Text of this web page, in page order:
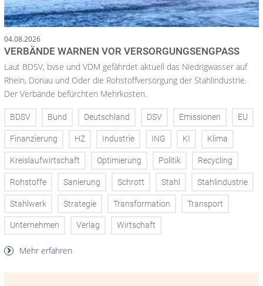
04.08.2026
VERBÄNDE WARNEN VOR VERSORGUNGSENGPASS
Laut BDSV, bvse und VDM gefährdet aktuell das Niedrigwasser auf
Rhein, Donau und Oder die Rohstoffversorgung der Stahlindustrie.
Der Verbände befürchten Mehrkosten.
BDSV Bund Deutschland DSV Emissionen EU
Finanzierung HZ Industrie ING KI Klima
Kreislaufwirtschaft Optimierung Politik Recycling
Rohstoffe Sanierung Schrott Stahl Stahlindustrie
Stahlwerk Strategie Transformation Transport
Unternehmen Verlag Wirtschaft
Mehr erfahren